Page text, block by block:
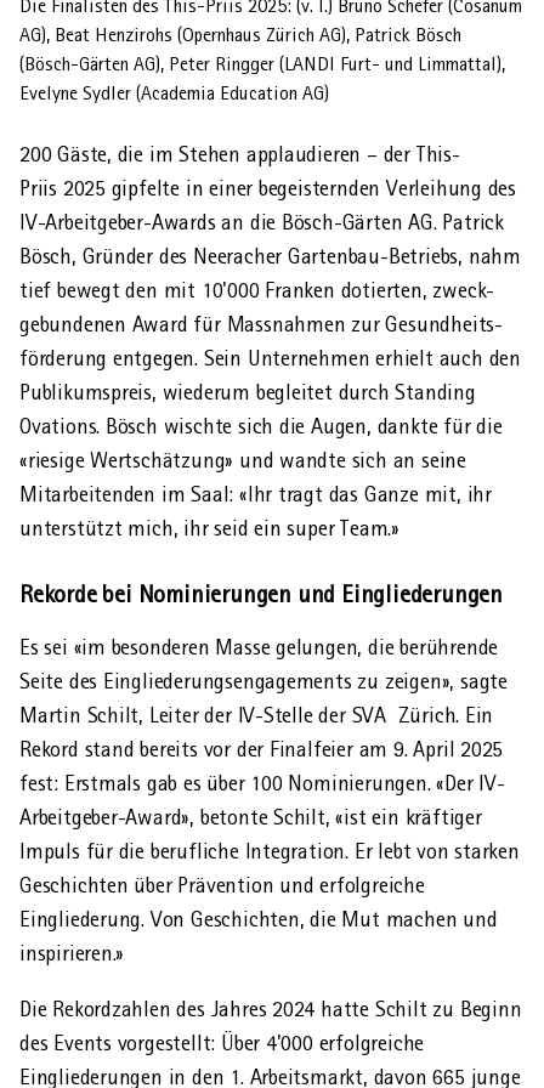
AHVeasy
Login
Schliessen
Die Finalisten des This-Priis 2025: (v. l.) Bruno Schefer (Cosanum
AG), Beat Henzirohs (Opernhaus Zürich AG), Patrick Bösch
(Bösch-Gärten AG), Peter Ringger (LANDI Furt- und Limmattal),
Evelyne Sydler (Academia Education AG)
200 Gäste, die im Stehen applaudieren – der This-
Priis 2025 gipfelte in einer begeisternden Verleihung des
IV-Arbeitgeber-Awards an die Bösch-Gärten AG. Patrick
Bösch, Gründer des Neeracher Gartenbau-Betriebs, nahm
tief bewegt den mit 10'000 Franken dotierten, zweck­
gebundenen Award für Massnahmen zur Gesundheits­
förderung entgegen. Sein Unter­nehmen erhielt auch den
Publikums­preis, wiederum begleitet durch Standing
Ovations. Bösch wischte sich die Augen, dankte für die
«riesige Wert­schätzung» und wandte sich an seine
Mitarbeitenden im Saal: «Ihr tragt das Ganze mit, ihr
unterstützt mich, ihr seid ein super Team.»
Rekorde bei Nominierungen und Eingliederungen
Es sei «im besonderen Masse gelungen, die berührende
Seite des Eingliederungs­engagements zu zeigen», sagte
Martin Schilt, Leiter der IV-Stelle der SVA Zürich. Ein
Rekord stand bereits vor der Finalfeier am 9. April 2025
fest: Erstmals gab es über 100 Nominierungen. «Der IV-
Arbeitgeber-Award», betonte Schilt, «ist ein kräftiger
Impuls für die berufliche Integration. Er lebt von starken
Geschichten über Prävention und erfolgreiche
Eingliederung. Von Geschichten, die Mut machen und
inspirieren.»
Die Rekord­zahlen des Jahres 2024 hatte Schilt zu Beginn
des Events vorgestellt: Über 4'000 erfolgreiche
Eingliederungen in den 1. Arbeitsmarkt, davon 665 junge